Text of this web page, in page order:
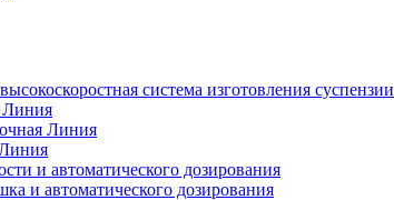
система изготовления суспензии
Линия
Линия
и автоматического дозирования
и автоматического дозирования